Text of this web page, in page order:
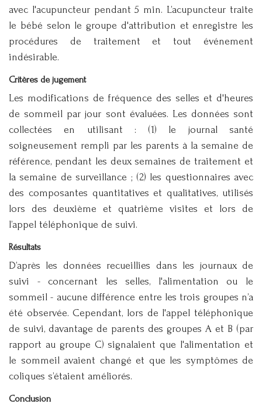
avec l'acupuncteur pendant 5 min. L’acupuncteur traite
le bébé selon le groupe d'attribution et enregistre les
procédures de traitement et tout événement
indésirable.
Critères de jugement
Les modifications de fréquence des selles et d'heures
de sommeil par jour sont évaluées. Les données sont
collectées en utilisant : (1) le journal santé
soigneusement rempli par les parents à la semaine de
référence, pendant les deux semaines de traitement et
la semaine de surveillance ; (2) les questionnaires avec
des composantes quantitatives et qualitatives, utilisés
lors des deuxième et quatrième visites et lors de
l’appel téléphonique de suivi.
Résultats
D’après les données recueillies dans les journaux de
suivi - concernant les selles, l'alimentation ou le
sommeil - aucune différence entre les trois groupes n’a
été observée. Cependant, lors de l'appel téléphonique
de suivi, davantage de parents des groupes A et B (par
rapport au groupe C) signalaient que l'alimentation et
le sommeil avaient changé et que les symptômes de
coliques s’étaient améliorés.
Conclusion